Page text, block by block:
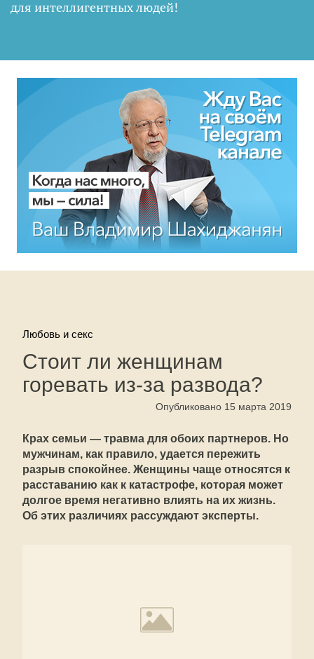
для интеллигентных людей!
Любовь и секс
Стоит ли женщинам
горевать из-за развода?
Опубликовано 15 марта 2019
Крах семьи — травма для обоих партнеров. Но
мужчинам, как правило, удается пережить
разрыв спокойнее. Женщины чаще относятся к
расставанию как к катастрофе, которая может
долгое время негативно влиять на их жизнь.
Об этих различиях рассуждают эксперты.